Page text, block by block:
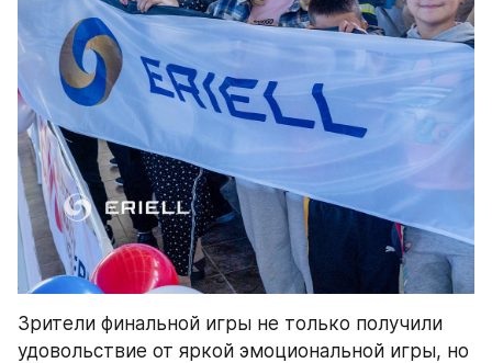
Зрители финальной игры не только получили
удовольствие от яркой эмоциональной игры, но